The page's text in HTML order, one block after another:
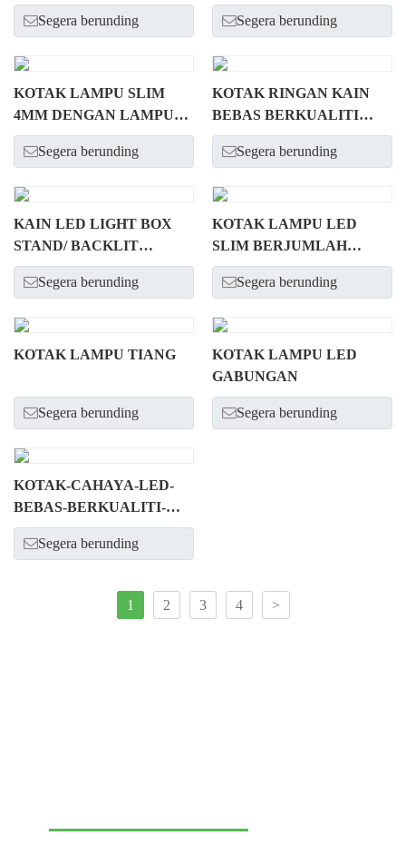
DENGAN JALAN LAMPU
LED KUASA TINGGI.
Segera berunding Segera berunding
KOTAK LAMPU SLIM
4MM DENGAN LAMPU
BELAKANG
Segera berunding
KOTAK RINGAN KAIN
BEBAS BERKUALITI
TINGGI
Segera berunding
KAIN LED LIGHT BOX
STAND/ BACKLIT
DINDING
Segera berunding
KOTAK LAMPU LED
SLIM BERJUMLAH
DINDING 100MM
Segera berunding
KOTAK LAMPU TIANG
Segera berunding
KOTAK LAMPU LED
GABUNGAN
Segera berunding
KOTAK-CAHAYA-LED-
BEBAS-BERKUALITI-
TINGGI
Segera berunding
1 2 3 4 >